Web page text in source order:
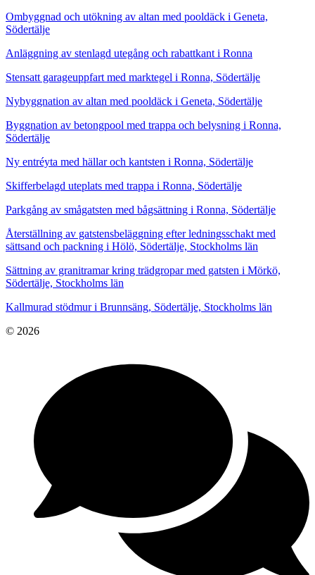
Ombyggnad och utökning av altan med pooldäck i Geneta,
Södertälje
Anläggning av stenlagd utegång och rabattkant i Ronna
Stensatt garageuppfart med marktegel i Ronna, Södertälje
Nybyggnation av altan med pooldäck i Geneta, Södertälje
Byggnation av betongpool med trappa och belysning i Ronna,
Södertälje
Ny entréyta med hällar och kantsten i Ronna, Södertälje
Skifferbelagd uteplats med trappa i Ronna, Södertälje
Parkgång av smågatsten med bågsättning i Ronna, Södertälje
Återställning av gatstensbeläggning efter ledningsschakt med
sättsand och packning i Hölö, Södertälje, Stockholms län
Sättning av granitramar kring trädgropar med gatsten i Mörkö,
Södertälje, Stockholms län
Kallmurad stödmur i Brunnsäng, Södertälje, Stockholms län
© 2026